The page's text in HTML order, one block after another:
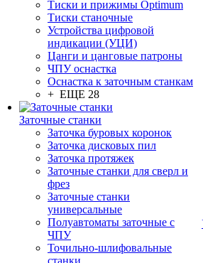
Тиски и прижимы Optimum
Тиски станочные
Устройства цифровой
индикации (УЦИ)
Цанги и цанговые патроны
ЧПУ оснастка
Оснастка к заточным станкам
+ ЕЩЕ 28
Заточные станки
Заточка буровых коронок
Заточка дисковых пил
Заточка протяжек
Заточные станки для сверл и
фрез
Заточные станки
универсальные
Полуавтоматы заточные с
ЧПУ
Точильно-шлифовальные
станки